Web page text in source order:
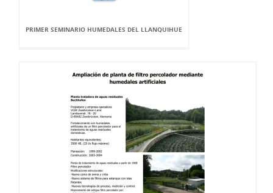
PRIMER SEMINARIO HUMEDALES DEL LLANQUIHUE